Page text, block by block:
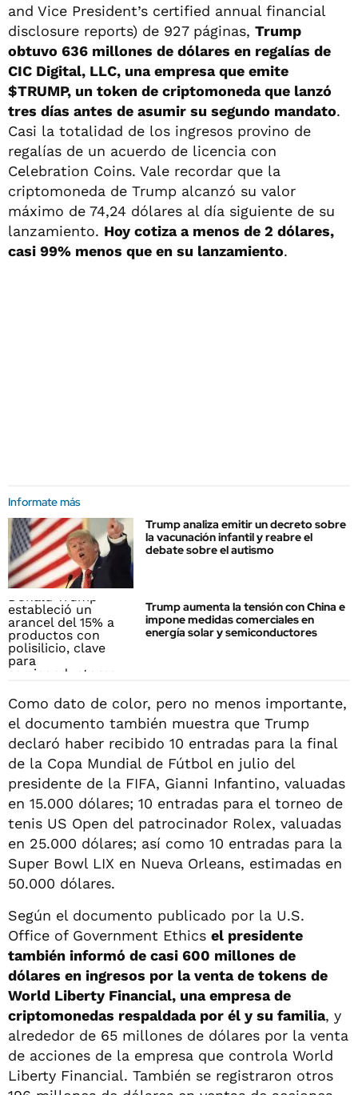
and Vice President’s certified annual financial
disclosure reports) de 927 páginas, Trump
obtuvo 636 millones de dólares en regalías de
CIC Digital, LLC, una empresa que emite
$TRUMP, un token de criptomoneda que lanzó
tres días antes de asumir su segundo mandato.
Casi la totalidad de los ingresos provino de
regalías de un acuerdo de licencia con
Celebration Coins. Vale recordar que la
criptomoneda de Trump alcanzó su valor
máximo de 74,24 dólares al día siguiente de su
lanzamiento. Hoy cotiza a menos de 2 dólares,
casi 99% menos que en su lanzamiento.
Informate más
Trump analiza emitir un decreto sobre
la vacunación infantil y reabre el
debate sobre el autismo
Trump aumenta la tensión con China e
impone medidas comerciales en
energía solar y semiconductores
Como dato de color, pero no menos importante,
el documento también muestra que Trump
declaró haber recibido 10 entradas para la final
de la Copa Mundial de Fútbol en julio del
presidente de la FIFA, Gianni Infantino, valuadas
en 15.000 dólares; 10 entradas para el torneo de
tenis US Open del patrocinador Rolex, valuadas
en 25.000 dólares; así como 10 entradas para la
Super Bowl LIX en Nueva Orleans, estimadas en
50.000 dólares.
Según el documento publicado por la U.S.
Office of Government Ethics el presidente
también informó de casi 600 millones de
dólares en ingresos por la venta de tokens de
World Liberty Financial, una empresa de
criptomonedas respaldada por él y su familia, y
alrededor de 65 millones de dólares por la venta
de acciones de la empresa que controla World
Liberty Financial. También se registraron otros